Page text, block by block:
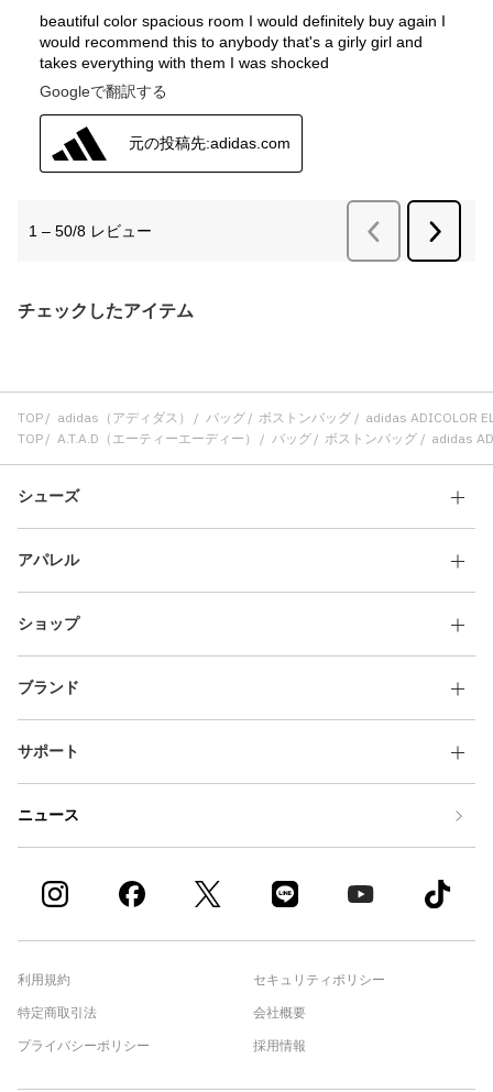
チェックしたアイテム
TOP adidas（アディダス） バッグ ボストンバッグ
adidas ADICOLOR
TOP
A.T.A.D（エーティーエーディー） バッグ ボストンバッグ adidas
シューズ
アパレル
ショップ
ブランド
サポート
ニュース
利用規約
特定商取引法
プライバシーポリシー
セキュリティポリシー
会社概要
採用情報